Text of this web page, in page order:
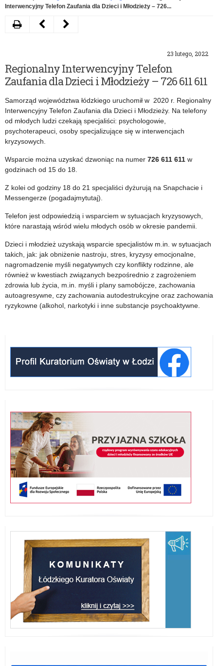
Interwencyjny Telefon Zaufania dla Dzieci i Młodzieży – 726...
23 lutego, 2022
Regionalny Interwencyjny Telefon
Zaufania dla Dzieci i Młodzieży – 726 611 611
Samorząd województwa łódzkiego uruchomił w 2020 r. Regionalny
Interwencyjny Telefon Zaufania dla Dzieci i Młodzieży. Na telefony
od młodych ludzi czekają specjaliści: psychologowie,
psychoterapeuci, osoby specjalizujące się w interwencjach
kryzysowych.
Wsparcie można uzyskać dzwoniąc na numer 726 611 611 w
godzinach od 15 do 18.
Z kolei od godziny 18 do 21 specjaliści dyżurują na Snapchacie i
Messengerze (pogadajmytutaj).
Telefon jest odpowiedzią i wsparciem w sytuacjach kryzysowych,
które narastają wśród wielu młodych osób w okresie pandemii.
Dzieci i młodzież uzyskają wsparcie specjalistów m.in. w sytuacjach
takich, jak: jak obniżenie nastroju, stres, kryzysy emocjonalne,
nagromadzenie myśli negatywnych czy konflikty rodzinne, ale
również w kwestiach związanych bezpośrednio z zagrożeniem
zdrowia lub życia, m.in. myśli i plany samobójcze, zachowania
autoagresywne, czy zachowania autodestrukcyjne oraz zachowania
ryzykowne (alkohol, narkotyki i inne substancje psychoaktywne.
DrukujNastępny
informacyjna
leczenia
depresji
Poprzedni
na
„Odkrywamy
Prawo